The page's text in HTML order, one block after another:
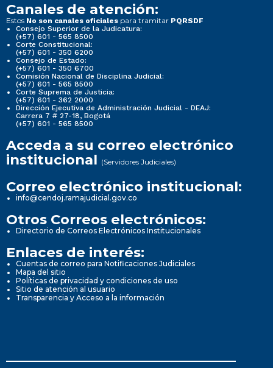
Canales de atención:
Estos No son canales oficiales para tramitar PQRSDF
Consejo Superior de la Judicatura:
(+57) 601 - 565 8500
Corte Constitucional:
(+57) 601 - 350 6200
Consejo de Estado:
(+57) 601 - 350 6700
Comisión Nacional de Disciplina Judicial:
(+57) 601 - 565 8500
Corte Suprema de Justicia:
(+57) 601 - 362 2000
Dirección Ejecutiva de Administración Judicial - DEAJ:
Carrera 7 # 27-18, Bogotá
(+57) 601 - 565 8500
Acceda a su correo electrónico
institucional (Servidores Judiciales)
Correo electrónico institucional:
info@cendoj.ramajudicial.gov.co
Otros Correos electrónicos:
Directorio de Correos Electrónicos Institucionales
Enlaces de interés:
Cuentas de correo para Notificaciones Judiciales
Mapa del sitio
Políticas de privacidad y condiciones de uso
Sitio de atención al usuario
Transparencia y Acceso a la información